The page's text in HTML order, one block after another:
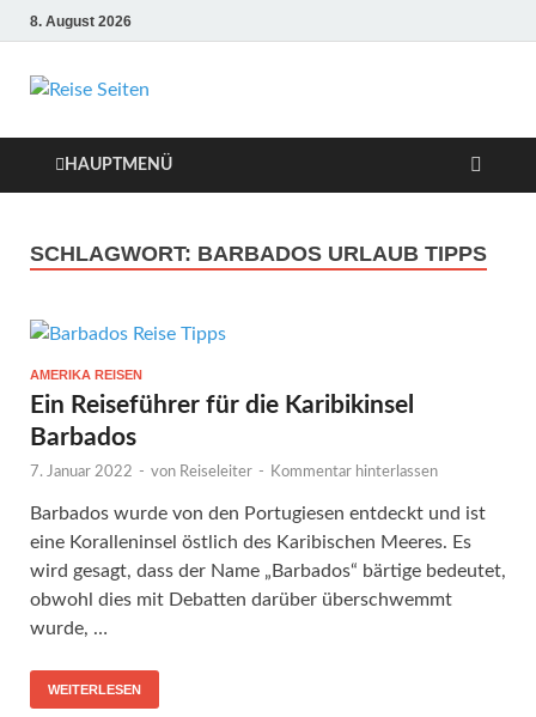
8. August 2026
Die besten Reise-
Webseiten für
Ihre perfekte
Reiseplanung
HAUPTMENÜ
SCHLAGWORT: BARBADOS URLAUB TIPPS
AMERIKA REISEN
Ein Reiseführer für die Karibikinsel
Barbados
7. Januar 2022 - von Reiseleiter - Kommentar hinterlassen
Barbados wurde von den Portugiesen entdeckt und ist
eine Koralleninsel östlich des Karibischen Meeres. Es
wird gesagt, dass der Name „Barbados“ bärtige bedeutet,
obwohl dies mit Debatten darüber überschwemmt
wurde, …
WEITERLESEN